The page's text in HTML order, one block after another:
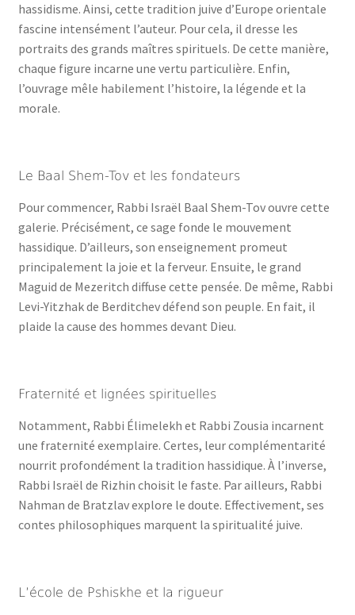
hassidisme. Ainsi, cette tradition juive d’Europe orientale
fascine intensément l’auteur. Pour cela, il dresse les
portraits des grands maîtres spirituels. De cette manière,
chaque figure incarne une vertu particulière. Enfin,
l’ouvrage mêle habilement l’histoire, la légende et la
morale.
Le Baal Shem-Tov et les fondateurs
Pour commencer, Rabbi Israël Baal Shem-Tov ouvre cette
galerie. Précisément, ce sage fonde le mouvement
hassidique. D’ailleurs, son enseignement promeut
principalement la joie et la ferveur. Ensuite, le grand
Maguid de Mezeritch diffuse cette pensée. De même, Rabbi
Levi-Yitzhak de Berditchev défend son peuple. En fait, il
plaide la cause des hommes devant Dieu.
Fraternité et lignées spirituelles
Notamment, Rabbi Élimelekh et Rabbi Zousia incarnent
une fraternité exemplaire. Certes, leur complémentarité
nourrit profondément la tradition hassidique. À l’inverse,
Rabbi Israël de Rizhin choisit le faste. Par ailleurs, Rabbi
Nahman de Bratzlav explore le doute. Effectivement, ses
contes philosophiques marquent la spiritualité juive.
L’école de Pshiskhe et la rigueur